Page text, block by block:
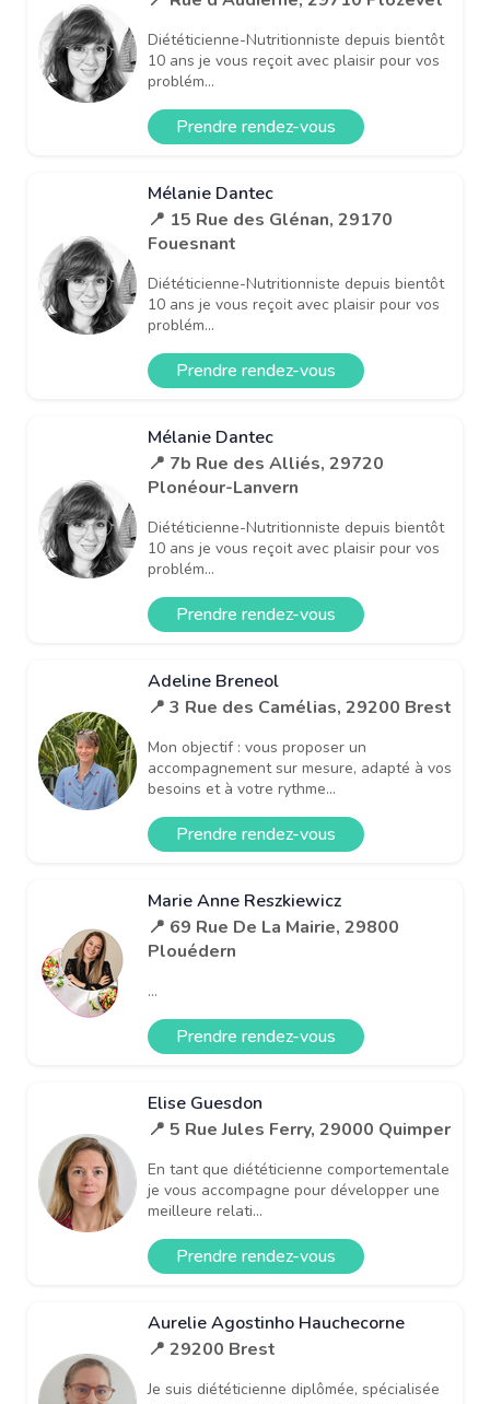
Diététicienne-Nutritionniste depuis bientôt
10 ans je vous reçoit avec plaisir pour vos
problém...
Prendre rendez-vous
Mélanie Dantec
📍 15 Rue des Glénan, 29170
Fouesnant
Diététicienne-Nutritionniste depuis bientôt
10 ans je vous reçoit avec plaisir pour vos
problém...
Prendre rendez-vous
Mélanie Dantec
📍 7b Rue des Alliés, 29720
Plonéour-Lanvern
Diététicienne-Nutritionniste depuis bientôt
10 ans je vous reçoit avec plaisir pour vos
problém...
Prendre rendez-vous
Adeline Breneol
📍 3 Rue des Camélias, 29200 Brest
Mon objectif : vous proposer un
accompagnement sur mesure, adapté à vos
besoins et à votre rythme...
Prendre rendez-vous
Marie Anne Reszkiewicz
📍 69 Rue De La Mairie, 29800
Plouédern
...
Prendre rendez-vous
Elise Guesdon
📍 5 Rue Jules Ferry, 29000 Quimper
En tant que diététicienne comportementale
je vous accompagne pour développer une
meilleure relati...
Prendre rendez-vous
Aurelie Agostinho Hauchecorne
📍 29200 Brest
Je suis diététicienne diplômée, spécialisée